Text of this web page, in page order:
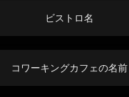
ビストロ名
コワーキングカフェの名前